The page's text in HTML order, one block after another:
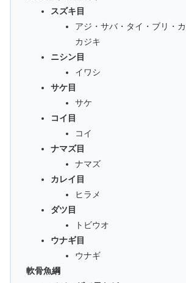
スズキ目
アジ・サバ・タイ・ブリ・
カジキ
ニシン目
イワシ
サケ目
サケ
コイ目
コイ
ナマズ目
ナマズ
カレイ目
ヒラメ
ダツ目
トビウオ
ウナギ目
ウナギ
軟骨魚綱